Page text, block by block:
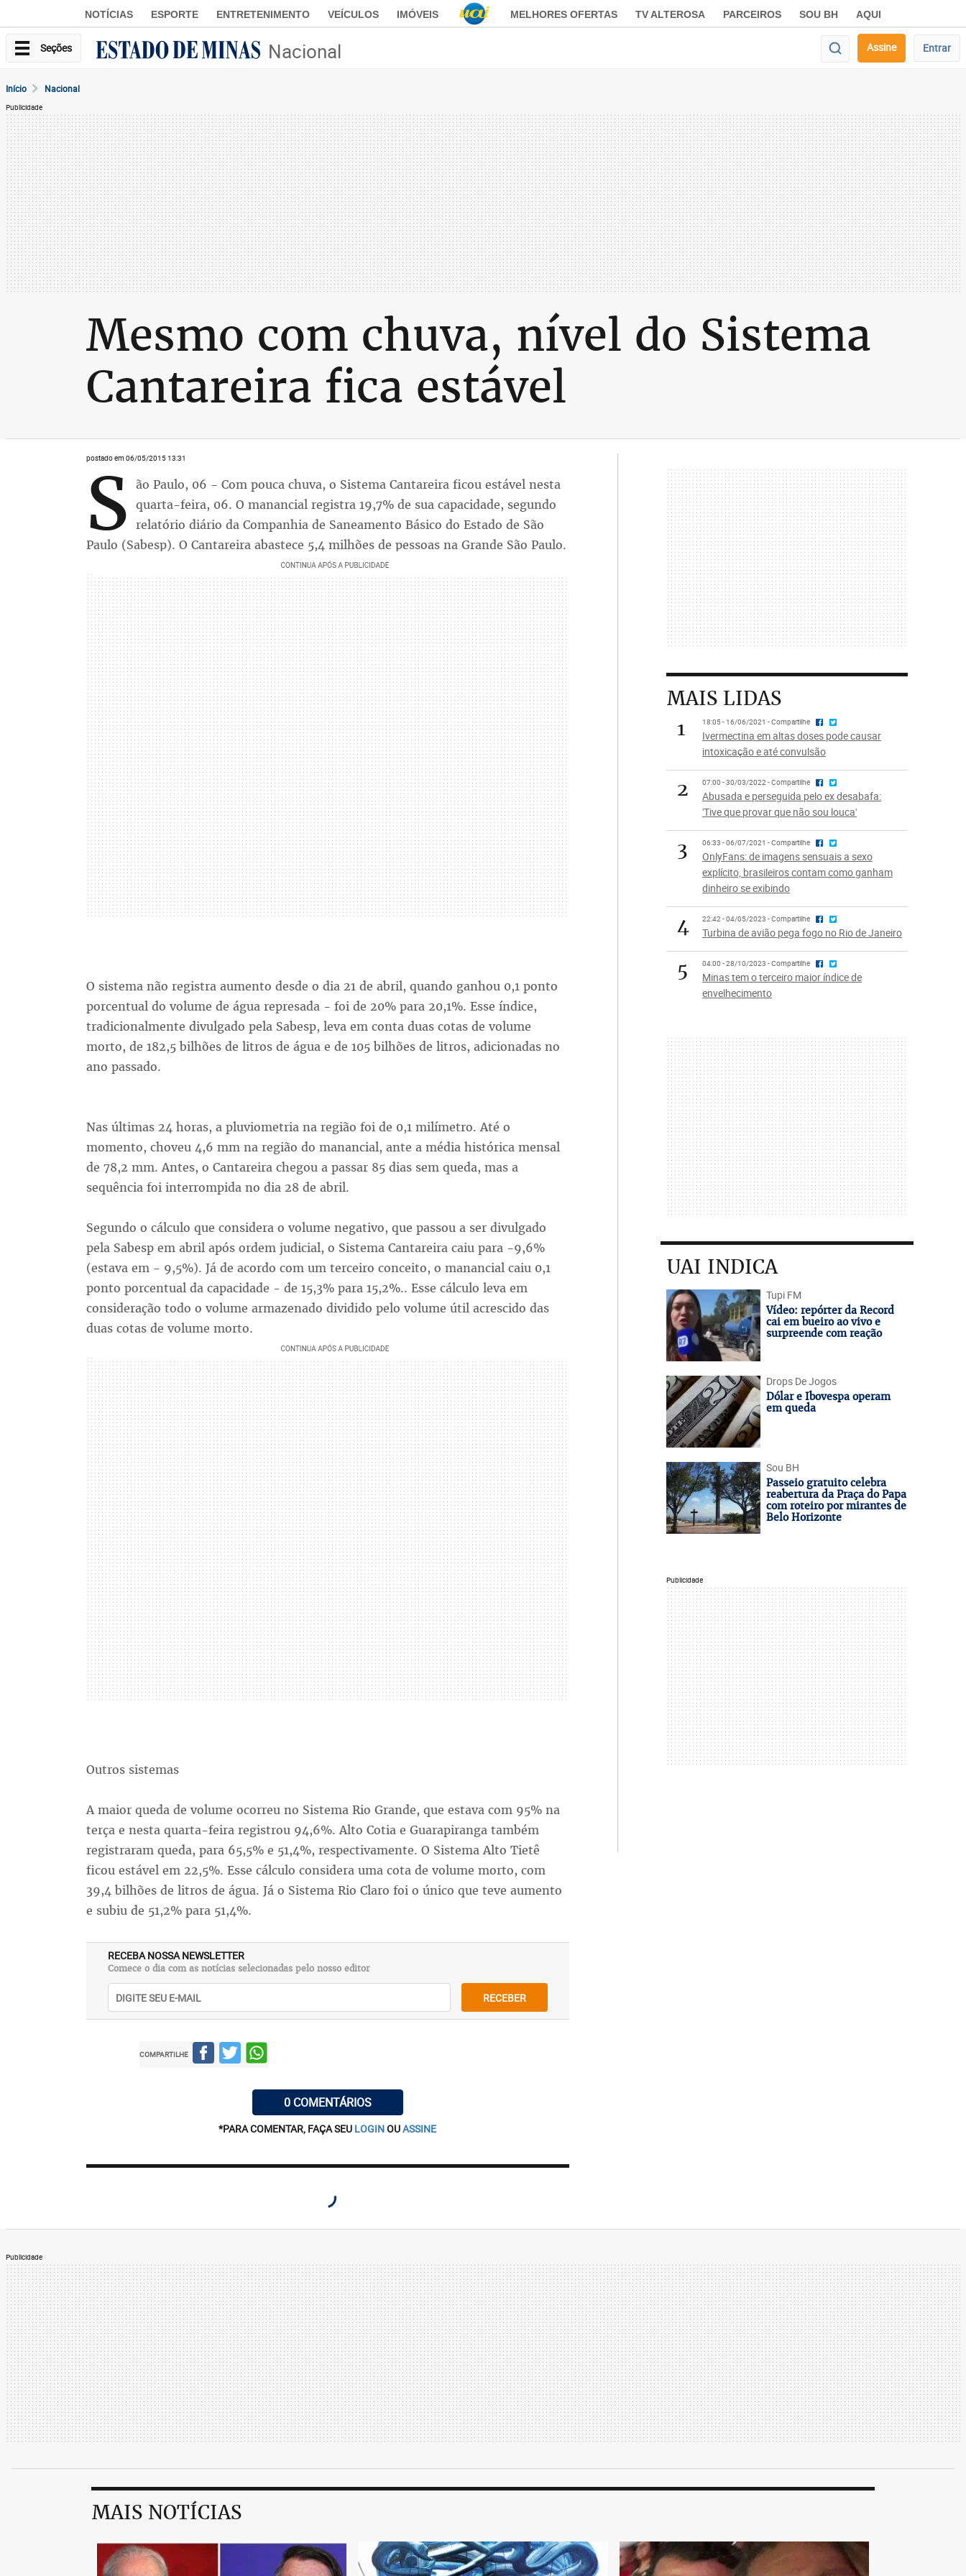
NOTÍCIAS ESPORTE ENTRETENIMENTO VEÍCULOS IMÓVEIS MELHORES OFERTAS TV ALTEROSA PARCEIROS SOU BH AQUI
Seções Nacional Assine Entrar
Início Nacional
Publicidade
Mesmo com chuva, nível do Sistema
Cantareira fica estável
postado em 06/05/2015 13:31
S ão Paulo, 06 - Com pouca chuva, o Sistema Cantareira ficou estável nesta
quarta-feira, 06. O manancial registra 19,7% de sua capacidade, segundo
relatório diário da Companhia de Saneamento Básico do Estado de São
Paulo (Sabesp). O Cantareira abastece 5,4 milhões de pessoas na Grande São Paulo.
O sistema não registra aumento desde o dia 21 de abril, quando ganhou 0,1 ponto
porcentual do volume de água represada - foi de 20% para 20,1%. Esse índice,
tradicionalmente divulgado pela Sabesp, leva em conta duas cotas de volume
morto, de 182,5 bilhões de litros de água e de 105 bilhões de litros, adicionadas no
ano passado.
Nas últimas 24 horas, a pluviometria na região foi de 0,1 milímetro. Até o
momento, choveu 4,6 mm na região do manancial, ante a média histórica mensal
de 78,2 mm. Antes, o Cantareira chegou a passar 85 dias sem queda, mas a
sequência foi interrompida no dia 28 de abril.
Segundo o cálculo que considera o volume negativo, que passou a ser divulgado
pela Sabesp em abril após ordem judicial, o Sistema Cantareira caiu para -9,6%
(estava em - 9,5%). Já de acordo com um terceiro conceito, o manancial caiu 0,1
ponto porcentual da capacidade - de 15,3% para 15,2%.. Esse cálculo leva em
consideração todo o volume armazenado dividido pelo volume útil acrescido das
duas cotas de volume morto.
Outros sistemas
A maior queda de volume ocorreu no Sistema Rio Grande, que estava com 95% na
terça e nesta quarta-feira registrou 94,6%. Alto Cotia e Guarapiranga também
registraram queda, para 65,5% e 51,4%, respectivamente. O Sistema Alto Tietê
ficou estável em 22,5%. Esse cálculo considera uma cota de volume morto, com
39,4 bilhões de litros de água. Já o Sistema Rio Claro foi o único que teve aumento
e subiu de 51,2% para 51,4%.
RECEBA NOSSA NEWSLETTER
Comece o dia com as notícias selecionadas pelo nosso editor
RECEBER
COMPARTILHE
0 COMENTÁRIOS
*PARA COMENTAR, FAÇA SEU LOGINOUASSINE
MAIS LIDAS
1
18:05 - 16/06/2021 - Compartilhe
Ivermectina em altas doses pode causar
intoxicação e até convulsão
2 07:00 - 30/03/2022 - Compartilhe
Abusada e perseguida pelo ex desabafa:
'Tive que provar que não sou louca'
3 06:33 - 06/07/2021 - Compartilhe
OnlyFans: de imagens sensuais a sexo
explícito, brasileiros contam como ganham
dinheiro se exibindo
4 22:42 - 04/05/2023 - Compartilhe
Turbina de avião pega fogo no Rio de Janeiro
5 04:00 - 28/10/2023 - Compartilhe
Minas tem o terceiro maior índice de
envelhecimento
UAI INDICA
Tupi FM
Vídeo: repórter da Record
cai em bueiro ao vivo e
surpreende com reação
Drops De Jogos
Dólar e Ibovespa operam
em queda
Sou BH
Passeio gratuito celebra
reabertura da Praça do Papa
com roteiro por mirantes de
Belo Horizonte
Publicidade
Publicidade
MAIS NOTÍCIAS